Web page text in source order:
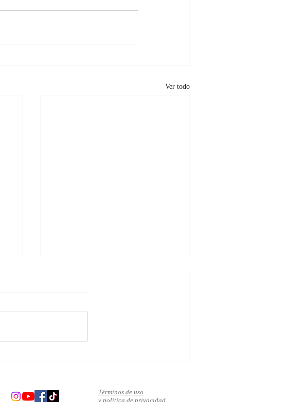
Ver todo
Términos de uso
y política de privacidad